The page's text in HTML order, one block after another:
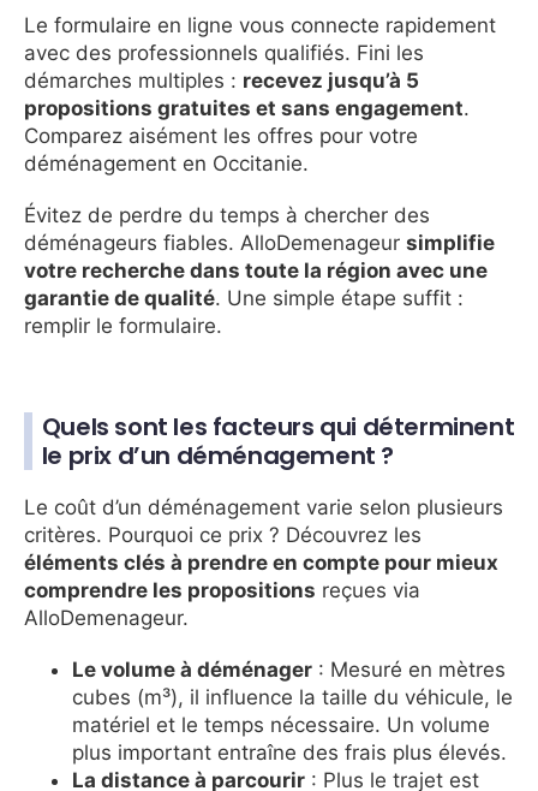
Le formulaire en ligne vous connecte rapidement
avec des professionnels qualifiés. Fini les
démarches multiples : recevez jusqu’à 5
propositions gratuites et sans engagement.
Comparez aisément les offres pour votre
déménagement en Occitanie.
Évitez de perdre du temps à chercher des
déménageurs fiables. AlloDemenageur simplifie
votre recherche dans toute la région avec une
garantie de qualité. Une simple étape suffit :
remplir le formulaire.
Quels sont les facteurs qui déterminent
le prix d’un déménagement ?
Le coût d’un déménagement varie selon plusieurs
critères. Pourquoi ce prix ? Découvrez les
éléments clés à prendre en compte pour mieux
comprendre les propositions reçues via
AlloDemenageur.
Le volume à déménager: Mesuré en mètres
cubes (m³), il influence la taille du véhicule, le
matériel et le temps nécessaire. Un volume
plus important entraîne des frais plus élevés.
La distance à parcourir: Plus le trajet est